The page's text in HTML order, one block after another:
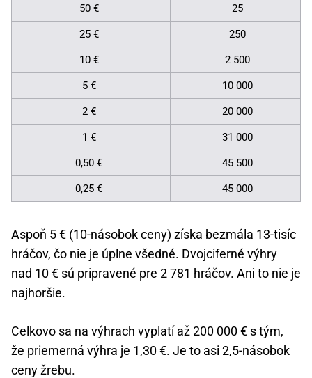
50 € 25
25 € 250
10 € 2 500
5 € 10 000
2 € 20 000
1 € 31 000
0,50 € 45 500
0,25 € 45 000
Aspoň 5 € (10-násobok ceny) získa bezmála 13-tisíc
hráčov, čo nie je úplne všedné. Dvojciferné výhry
nad 10 € sú pripravené pre 2 781 hráčov. Ani to nie je
najhoršie.
Celkovo sa na výhrach vyplatí až 200 000 € s tým,
že priemerná výhra je 1,30 €. Je to asi 2,5-násobok
ceny žrebu.